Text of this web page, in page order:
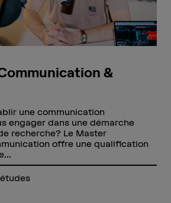
&
une communication
engager dans une démarche
recherche? Le Master
offre une qualification